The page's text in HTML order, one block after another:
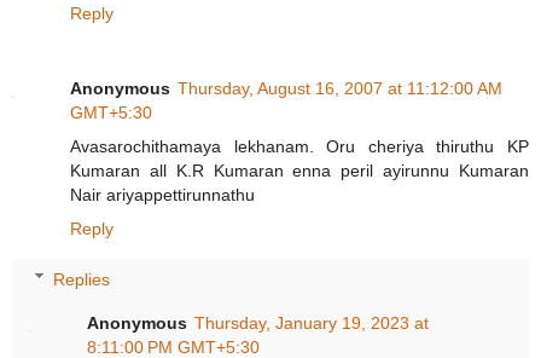
Reply
Anonymous Thursday, August 16, 2007 at 11:12:00 AM
GMT+5:30
Avasarochithamaya lekhanam. Oru cheriya thiruthu KP
Kumaran all K.R Kumaran enna peril ayirunnu Kumaran
Nair ariyappettirunnathu
Reply
Replies
Anonymous Thursday, January 19, 2023 at
8:11:00 PM GMT+5:30